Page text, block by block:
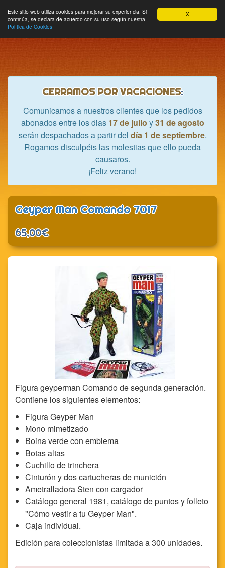
X
Este sitio web utiliza cookies para mejorar su experiencia. Si
continúa, se declara de acuerdo con su uso según nuestra
Política de Cookies
Hobbycrash Mi cuenta
CERRAMOS POR VACACIONES:
Comunicamos a nuestros clientes que los pedidos
abonados entre los dias 17 de julio y31 de agosto
serán despachados a partir del día 1 de septiembre.
Rogamos disculpéis las molestias que ello pueda
causaros.
¡Feliz verano!
Geyper Man Comando 7017
65,00€
Figura geyperman Comando de segunda generación.
Contiene los siguientes elementos:
Figura Geyper Man
Mono mimetizado
Boina verde con emblema
Botas altas
Cuchillo de trinchera
Cinturón y dos cartucheras de munición
Ametralladora Sten con cargador
Catálogo general 1981, catálogo de puntos y folleto
"Cómo vestir a tu Geyper Man".
Caja individual.
Edición para coleccionistas limitada a 300 unidades.